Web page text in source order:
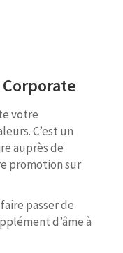
votre
C’est un
auprès de
promotion sur
passer de
d’âme à